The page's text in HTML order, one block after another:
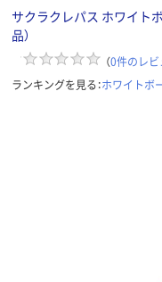
サクラクレパス ホワイト
品）
（0件のレビ
ランキングを見る：ホワイトボ